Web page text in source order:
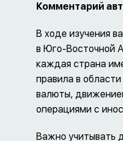
Комментарий
В ходе изучения
в Юго-Восточной
каждая страна
правила в
валюты,
операциями с
Важно учитывать